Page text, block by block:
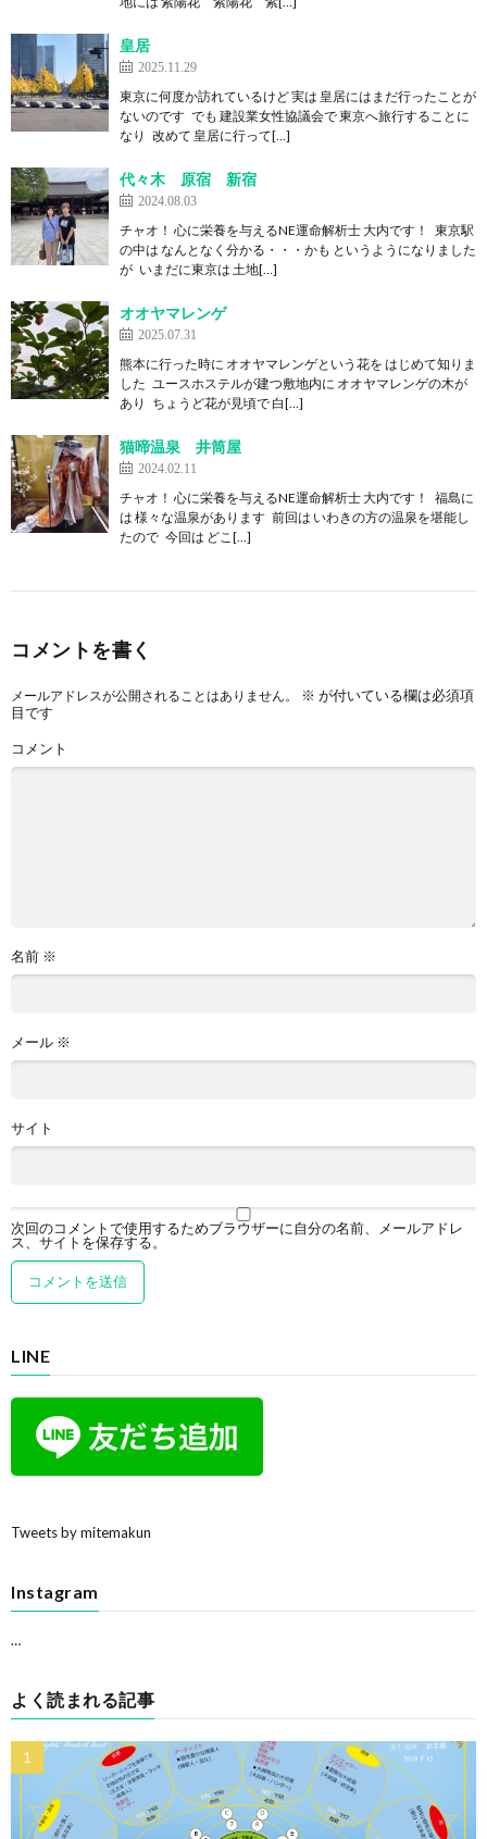
皇居
2025.11.29
東京に何度か訪れているけど 実は 皇居にはまだ行ったことが
ないのです でも 建設業女性協議会で 東京へ旅行することに
なり 改めて 皇居に行って[…]
代々木 原宿 新宿
2024.08.03
チャオ！ 心に栄養を与えるNE運命解析士 大内です！ 東京駅
の中は なんとなく分かる・・・かも というようになりました
が いまだに東京は 土地[…]
オオヤマレンゲ
2025.07.31
熊本に行った時に オオヤマレンゲという花を はじめて知りま
した ユースホステルが建つ敷地内に オオヤマレンゲの木が
あり ちょうど花が見頃で 白[…]
猫啼温泉 井筒屋
2024.02.11
チャオ！ 心に栄養を与えるNE運命解析士 大内です！ 福島に
は 様々な温泉があります 前回は いわきの方の温泉を堪能し
たので 今回は どこ[…]
コメントを書く
メールアドレスが公開されることはありません。 ※ が付いている欄は必須項
目です
コメント
名前 ※
メール ※
サイト
次回のコメントで使用するためブラウザーに自分の名前、メールアドレ
ス、サイトを保存する。
LINE
Tweets by mitemakun
Instagram
…
よく読まれる記事